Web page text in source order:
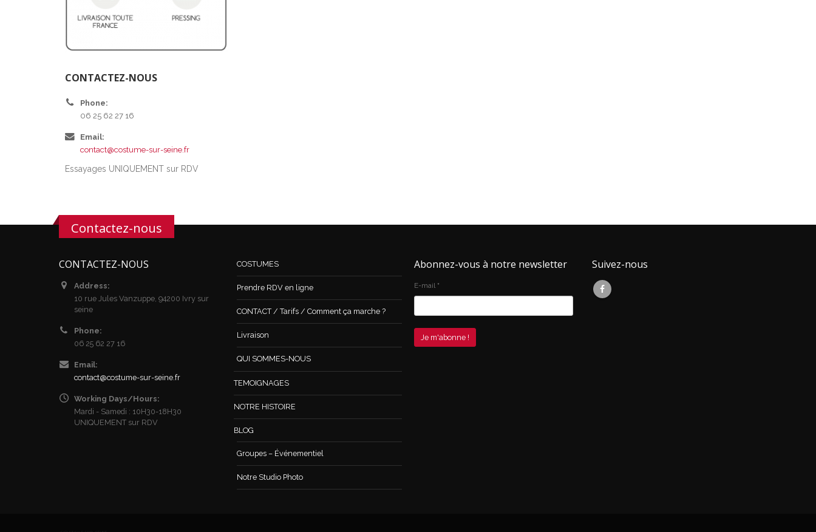
CONTACTEZ-NOUS
Phone:
06 25 62 27 16
Email:
contact@costume-sur-seine.fr
Essayages UNIQUEMENT sur RDV
Contactez-nous
CONTACTEZ-NOUS
Address:
10 rue Jules Vanzuppe, 94200 Ivry sur
seine
Phone:
06 25 62 27 16
Email:
contact@costume-sur-seine.fr
Working Days/Hours:
Mardi - Samedi : 10H30-18H30
UNIQUEMENT sur RDV
COSTUMES
Prendre RDV en ligne
CONTACT / Tarifs / Comment ça marche ?
Livraison
QUI SOMMES-NOUS
TEMOIGNAGES
NOTRE HISTOIRE
BLOG
Groupes – Événementiel
Notre Studio Photo
Abonnez-vous à notre newsletter
E-mail *
Suivez-nous